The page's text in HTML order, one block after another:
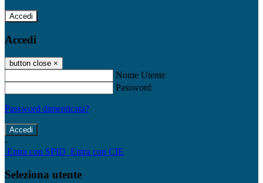
Accedi
Accedi
button close ×
Nome Utente
Password
Password dimenticata?
-
Entra con SPID Entra con CIE
Seleziona utente